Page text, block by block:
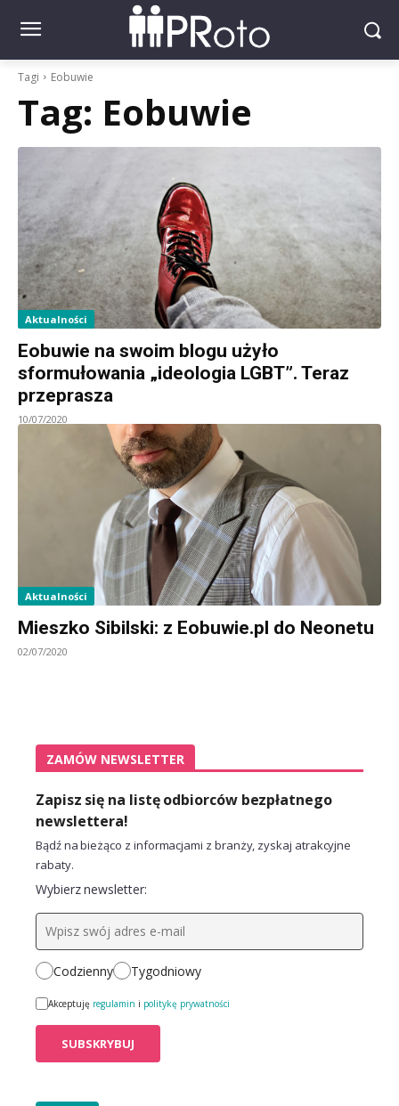
Tagi Eobuwie
Tag: Eobuwie
Aktualności
Eobuwie na swoim blogu użyło
sformułowania „ideologia LGBT”. Teraz
przeprasza
10/07/2020
Aktualności
Mieszko Sibilski: z Eobuwie.pl do Neonetu
02/07/2020
ZAMÓW NEWSLETTER
Zapisz się na listę odbiorców bezpłatnego
newslettera!
Bądź na bieżąco z informacjami z branży, zyskaj atrakcyjne
rabaty.
Wybierz newsletter:
Codzienny Tygodniowy
Akceptuję regulamin i politykę prywatności